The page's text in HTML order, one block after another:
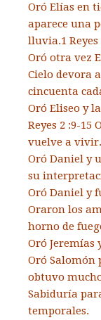
Oró Elías en
aparece una
lluvia.1 Reyes
Oró otra vez
Cielo devora
cincuenta
Oró Eliseo y
Reyes 2 :9-
vuelve a vivir.
Oró Daniel y
su
Oró Daniel y
Oraron los
horno de
Oró Jeremías
Oró Salomón
obtuvo
Sabiduría
temporales.